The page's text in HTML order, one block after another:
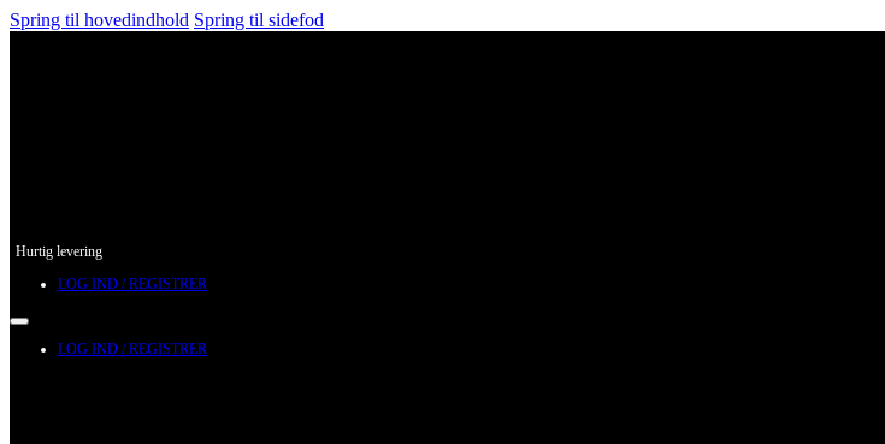
Spring til hovedindhold Spring til sidefod
Hurtig levering
LOG IND / REGISTRER
LOG IND / REGISTRER